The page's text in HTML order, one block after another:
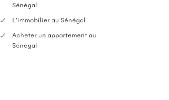
Sénégal
L’immobilier au Sénégal
Acheter un appartement au
Sénégal